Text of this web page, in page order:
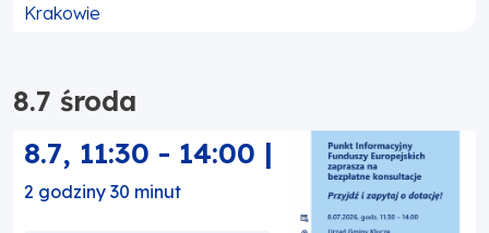
Krakowie
8.7 środa
8.7, 11:30 - 14:00 |
2 godziny 30 minut